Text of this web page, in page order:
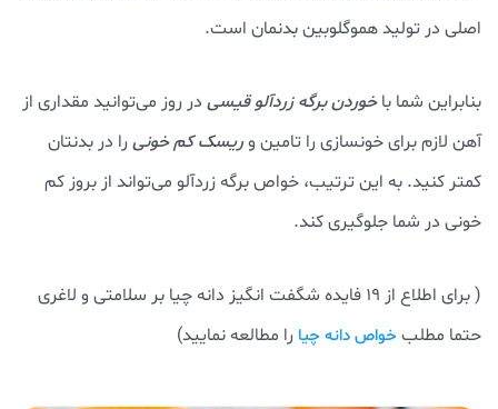
اصلی در تولید هموگلوبین بدنمان است.
بنابراین شما باخوردن برگه زردآلو قیسی در روز می‌توانید مقداری از
آهن لازم برای خونسازی را تامین وریسک کم خونی را در بدنتان
کمتر کنید. به این ترتیب، خواص برگه زردآلو می‌تواند از بروز کم
خونی در شما جلوگیری کند.
( برای اطلاع از 19 فایده شگفت انگیز دانه چیا بر سلامتی و لاغری
حتما مطلب خواص دانه چیا را مطالعه نمایید)